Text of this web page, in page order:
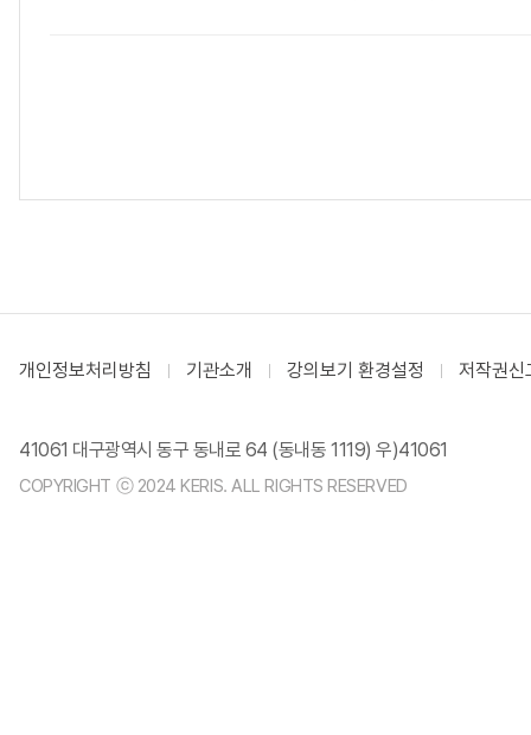
개인정보처리방침 기관소개 강의보기 환경설정 저작권신
41061 대구광역시 동구 동내로 64 (동내동 1119) 우)41061
COPYRIGHT ⓒ 2024 KERIS. ALL RIGHTS RESERVED